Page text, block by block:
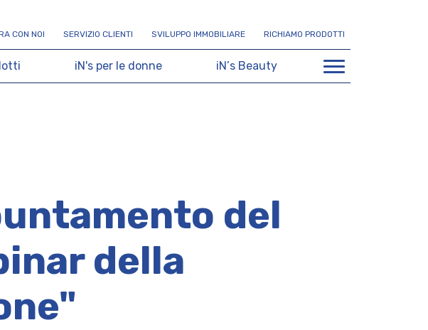
A CON NOI SERVIZIO CLIENTI SVILUPPO IMMOBILIARE RICHIAMO PRODOTTI
otti iN's per le donne iN’s Beauty
del
della